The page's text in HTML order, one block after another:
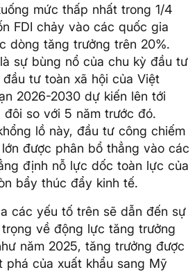
mức thấp nhất trong 1/4
FDI chảy vào các quốc gia
dòng tăng trưởng trên 20%.
sự bùng nổ của chu kỳ đầu tư
tư toàn xã hội của Việt
2026-2030 dự kiến lên tới
đôi so với 5 năm trước đó.
lồ này, đầu tư công chiếm
được phân bổ thẳng vào các
định nỗ lực dốc toàn lực của
bẩy thúc đẩy kinh tế.
các yếu tố trên sẽ dẫn đến sự
về động lực tăng trưởng
năm 2025, tăng trưởng được
của xuất khẩu sang Mỹ